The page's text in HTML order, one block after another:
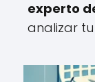
experto
analizar